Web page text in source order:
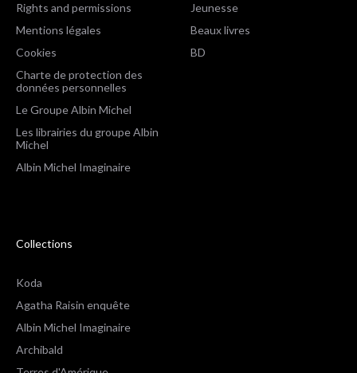
Rights and permissions
Mentions légales
Cookies
Charte de protection des
données personnelles
Le Groupe Albin Michel
Les librairies du groupe Albin
Michel
Albin Michel Imaginaire
Jeunesse
Beaux livres
BD
Collections
Koda
Agatha Raisin enquête
Albin Michel Imaginaire
Archibald